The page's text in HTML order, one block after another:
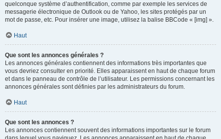
quelconque système d’authentification, comme par exemple les services de
messagerie électronique de Outlook ou de Yahoo, les sites protégés par un
mot de passe, etc. Pour insérer une image, utilisez la balise BBCode « [img] ».
Haut
Que sont les annonces générales ?
Les annonces générales contiennent des informations très importantes que
vous devriez consulter en priorité. Elles apparaissent en haut de chaque forum
et dans le panneau de contrôle de l’utilisateur. Les permissions concernant les
annonces générales sont définies par les administrateurs du forum.
Haut
Que sont les annonces ?
Les annonces contiennent souvent des informations importantes sur le forum